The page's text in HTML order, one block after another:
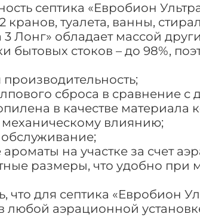
септика «Евробион
туалета, ванны,
Лонг» обладает массой
бытовых стоков – до 98%,
сброса в сравнение
в качестве
влиянию;
обслуживание;
на участке за счет
размеры, что удобно при
для септика «Евробион
любой аэрационной